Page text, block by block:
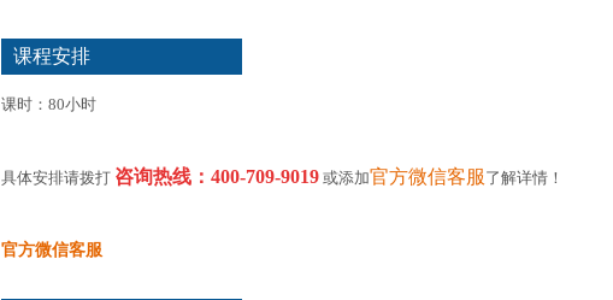
课程安排
课时：80小时
具体安排请拨打 咨询热线：400-709-9019 或添加官方微信客服 了解详情！
官方微信客服